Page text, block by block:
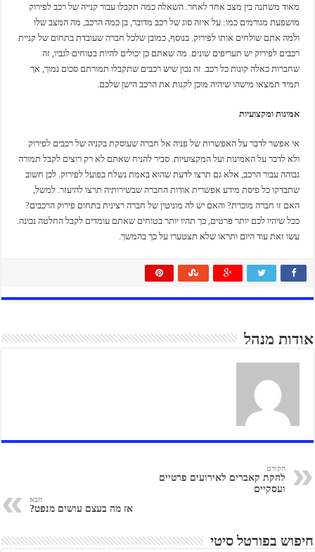
מאוד משתנה בין מצב אחד לאחר. השאלה כמה תקבלו עבור קנייה של רכב לפירוק
מושפעת מגורמים כמו: על איזה סוג של רכב מדובר, בן כמה הרכב, מה המצב שלו
ולמה אתם שולחים אותו לפירוק. בנוסף, כמובן שלכל חברה שעובדת בתחום של קניית
רכבים לפירוק יש תעריפים שונים. מה שאתם כן יכולים להיות בטוחים לגביו, זה
שחברות כאלה קונות כל רכב. זה נכון שיש רכבים שתקבלו תמורתם סכום נמוך, אך
תמיד תמצאו מישהו שיהיה מוכן לקנות את הרכב הישן שלכם.
אמינות ומקצועיות
אי אפשר לדבר על האפשרות של פניה אל חברה שעוסקת בקניה של רכבים לפירוק
ולא לדבר על האמינות ועל המקצועיות. סביר להניח שאתם לא רק רוצים לקבל תמורה
גבוהה עבור הרכב, אלא גם תרצו לדעת שהוא באמת נשלח בפועל לפירוק. לכן חשוב
שתבדקו כל פיסת מידע אפשרית אודות החברה שבשירותיה תרצו להיעזר. למשל,
האם זו חברה מוכרת? והאם יש לה מוניטין של חברה רצינית בתחום פירוק הרכבים?
ככל שיהיו לכם יותר פרטים, כך תהיו יותר בטוחים שאתם עומדים לקבל החלטה נכונה.
עשו זאת עוד היום ותראו שלא תצטערו על כך בהמשך.
אודות מנהל
הקודם
להקת קאברים לאירועים פרטיים
ועסקיים
הבא
אז מה בעצם עושים מנפט?
חיפוש בפורטל סיטי